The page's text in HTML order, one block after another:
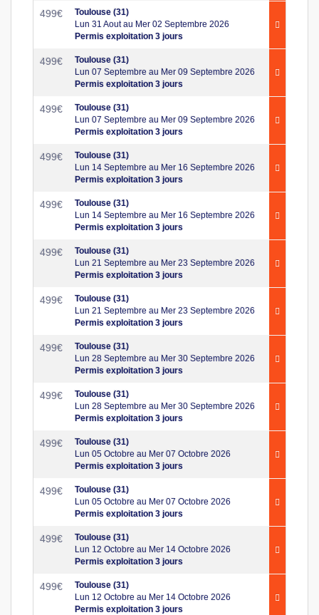
499€
Toulouse (31)
Lun 31 Aout au Mer 02 Septembre 2026
Permis exploitation 3 jours
499€
Toulouse (31)
Lun 07 Septembre au Mer 09 Septembre 2026
Permis exploitation 3 jours
499€
Toulouse (31)
Lun 07 Septembre au Mer 09 Septembre 2026
Permis exploitation 3 jours
499€
Toulouse (31)
Lun 14 Septembre au Mer 16 Septembre 2026
Permis exploitation 3 jours
499€
Toulouse (31)
Lun 14 Septembre au Mer 16 Septembre 2026
Permis exploitation 3 jours
499€
Toulouse (31)
Lun 21 Septembre au Mer 23 Septembre 2026
Permis exploitation 3 jours
499€
Toulouse (31)
Lun 21 Septembre au Mer 23 Septembre 2026
Permis exploitation 3 jours
499€
Toulouse (31)
Lun 28 Septembre au Mer 30 Septembre 2026
Permis exploitation 3 jours
499€
Toulouse (31)
Lun 28 Septembre au Mer 30 Septembre 2026
Permis exploitation 3 jours
499€
Toulouse (31)
Lun 05 Octobre au Mer 07 Octobre 2026
Permis exploitation 3 jours
499€
Toulouse (31)
Lun 05 Octobre au Mer 07 Octobre 2026
Permis exploitation 3 jours
499€
Toulouse (31)
Lun 12 Octobre au Mer 14 Octobre 2026
Permis exploitation 3 jours
499€
Toulouse (31)
Lun 12 Octobre au Mer 14 Octobre 2026
Permis exploitation 3 jours